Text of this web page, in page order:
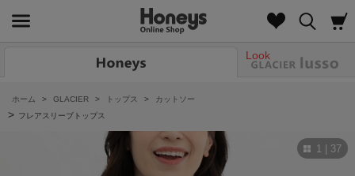
Look
ホーム > GLACIER > トップス > カットソー
> フレアスリーブトップス
1 | 37